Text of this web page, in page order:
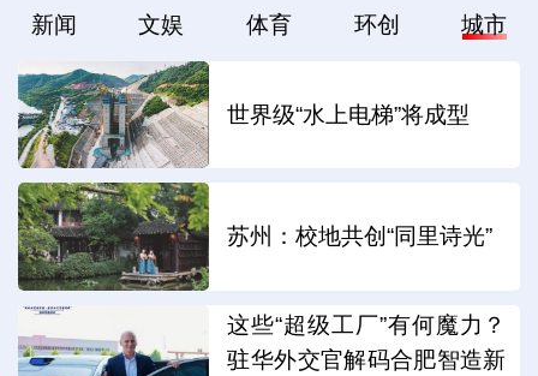
新闻 文娱 体育 环创 城市
世界级“水上电梯”将成型
苏州：校地共创“同里诗光”
这些“超级工厂”有何魔力？
驻华外交官解码合肥智造新